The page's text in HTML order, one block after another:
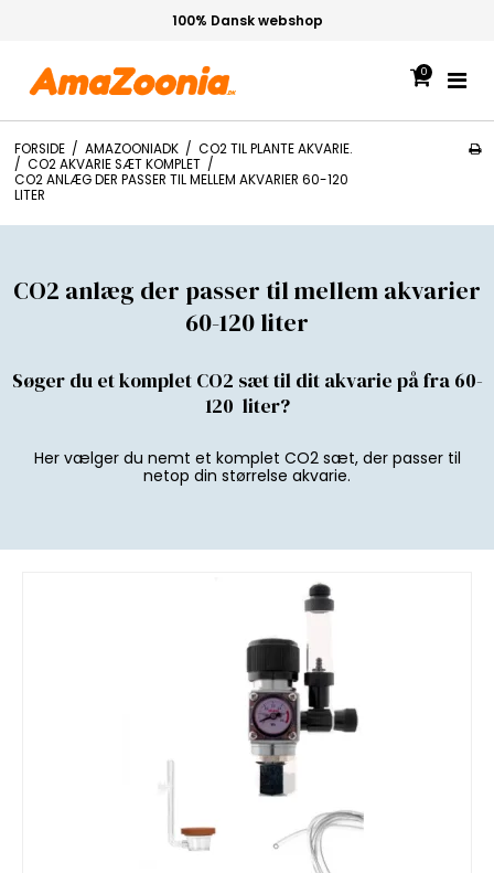
100% Dansk webshop
0
FORSIDE / AMAZOONIADK / CO2 TIL PLANTE AKVARIE.
/ CO2 AKVARIE SÆT KOMPLET /
CO2 ANLÆG DER PASSER TIL MELLEM AKVARIER 60-120
LITER
CO2 anlæg der passer til mellem akvarier
60-120 liter
Søger du et komplet CO2 sæt til dit akvarie på fra 60-
120 liter?
Her vælger du nemt et komplet CO2 sæt, der passer til
netop din størrelse akvarie.